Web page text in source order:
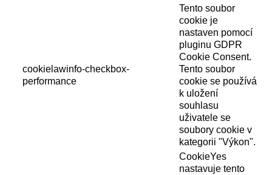
cookielawinfo-checkbox-
performance
Tento soubor
cookie je
nastaven pomocí
pluginu GDPR
Cookie Consent.
Tento soubor
cookie se používá
k uložení
souhlasu
uživatele se
soubory cookie v
kategorii "Výkon".
CookieYes
nastavuje tento